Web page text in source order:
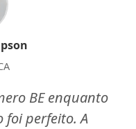
BE enquanto
foi perfeito. A